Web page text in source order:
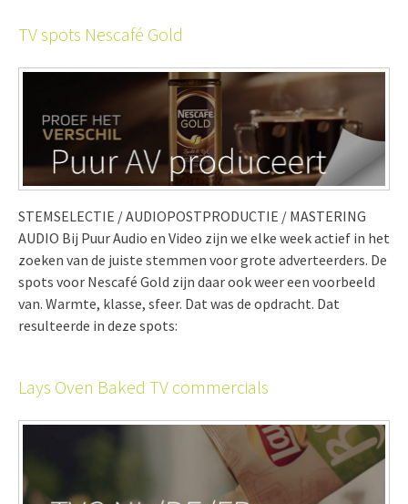
TV spots Nescafé Gold
STEMSELECTIE / AUDIOPOSTPRODUCTIE / MASTERING
AUDIO Bij Puur Audio en Video zijn we elke week actief in het
zoeken van de juiste stemmen voor grote adverteerders. De
spots voor Nescafé Gold zijn daar ook weer een voorbeeld
van. Warmte, klasse, sfeer. Dat was de opdracht. Dat
resulteerde in deze spots:
Lays Oven Baked TV commercials